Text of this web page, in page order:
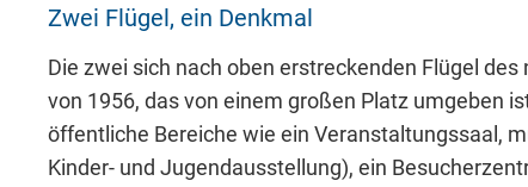
Zwei Flügel, ein Denkmal
Die zwei sich nach oben erstreckenden Flügel
von 1956, das von einem großen Platz umgeben
öffentliche Bereiche wie ein Veranstaltungssaal,
Kinder- und Jugendausstellung), ein
Includes resources that make external
Cookie Informationen anzeigen